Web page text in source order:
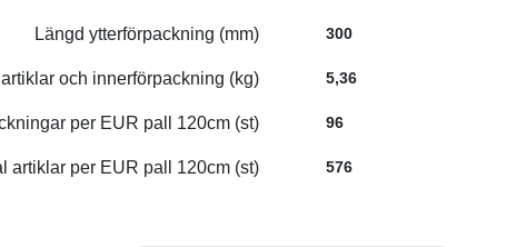
Längd ytterförpackning (mm) 300
och innerförpackning (kg) 5,36
per EUR pall 120cm (st) 96
artiklar per EUR pall 120cm (st) 576